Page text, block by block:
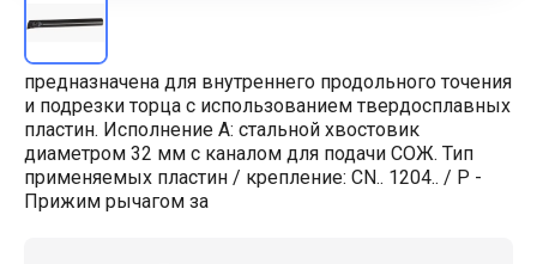
предназначена для внутреннего продольного точения
и подрезки торца с использованием твердосплавных
пластин. Исполнение A: стальной хвостовик
диаметром 32 мм с каналом для подачи СОЖ. Тип
применяемых пластин / крепление: CN.. 1204.. / P -
Прижим рычагом за